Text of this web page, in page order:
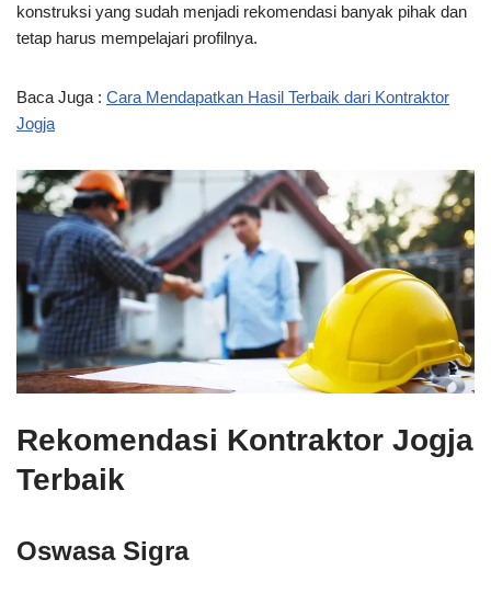
konstruksi yang sudah menjadi rekomendasi banyak pihak dan
tetap harus mempelajari profilnya.
Baca Juga : Cara Mendapatkan Hasil Terbaik dari Kontraktor
Jogja
Rekomendasi Kontraktor Jogja
Terbaik
Oswasa Sigra